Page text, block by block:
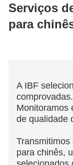
Tradução| russo de
Serviços
para
A IBF
Monitoramos
de qualidade
para chinês,